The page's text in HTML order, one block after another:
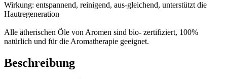
Wirkung: entspannend, reinigend, aus-gleichend, unterstützt die
Hautregeneration
Alle ätherischen Öle von Aromen sind bio- zertifiziert, 100%
natürlich und für die Aromatherapie geeignet.
Beschreibung